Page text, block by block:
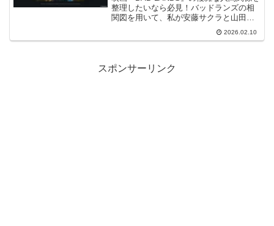
整理したいなら必見！バッドランズの相
関図を用いて、私が安藤サクラと山田涼
介演じる姉弟の絆や特殊詐欺の裏側を解
説します。あらすじや結末、原作との違
ましょう。
2026.02.10
スポンサーリンク